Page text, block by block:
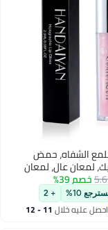
الشفاه، حمض
لمعان عالٍ، لمعان
لزج، زيت وصمة عار،
السائل، بريق رافع، يدوم
للماء، مرطب للنساء
خصم 39%
10%
+ 2
احصل عليه خلال 11 - 12